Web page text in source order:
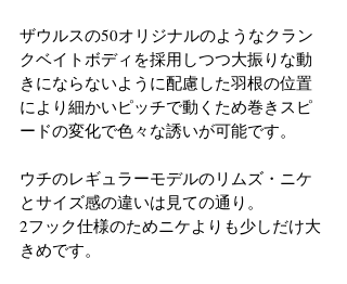
ザウルスの50オリジナルのようなクラン
クベイトボディを採用しつつ大振りな動
きにならないように配慮した羽根の位置
により細かいピッチで動くため巻きスピ
ードの変化で色々な誘いが可能です。
ウチのレギュラーモデルのリムズ・ニケ
とサイズ感の違いは見ての通り。
2フック仕様のためニケよりも少しだけ大
きめです。